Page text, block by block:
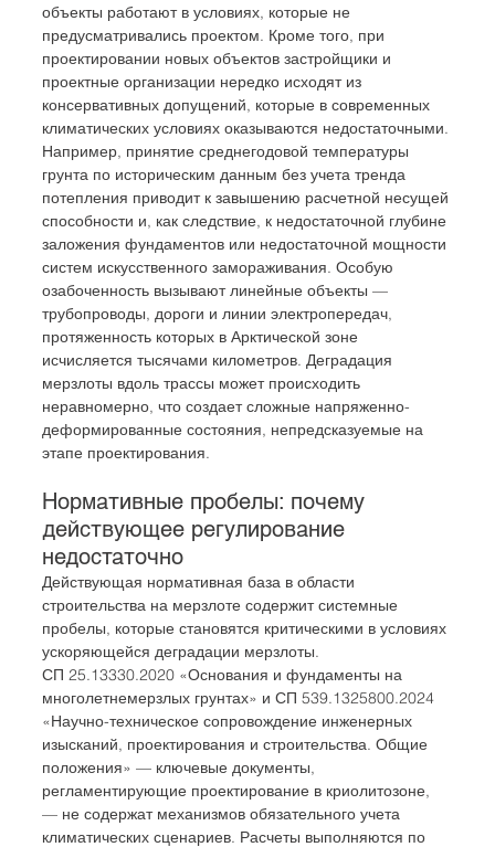
объекты работают в условиях, которые не
предусматривались проектом. Кроме того, при
проектировании новых объектов застройщики и
проектные организации нередко исходят из
консервативных допущений, которые в современных
климатических условиях оказываются недостаточными.
Например, принятие среднегодовой температуры
грунта по историческим данным без учета тренда
потепления приводит к завышению расчетной несущей
способности и, как следствие, к недостаточной глубине
заложения фундаментов или недостаточной мощности
систем искусственного замораживания. Особую
озабоченность вызывают линейные объекты —
трубопроводы, дороги и линии электропередач,
протяженность которых в Арктической зоне
исчисляется тысячами километров. Деградация
мерзлоты вдоль трассы может происходить
неравномерно, что создает сложные напряженно-
деформированные состояния, непредсказуемые на
этапе проектирования.
Нормативные пробелы: почему
действующее регулирование
недостаточно
Действующая нормативная база в области
строительства на мерзлоте содержит системные
пробелы, которые становятся критическими в условиях
ускоряющейся деградации мерзлоты.
СП 25.13330.2020 «Основания и фундаменты на
многолетнемерзлых грунтах» и СП 539.1325800.2024
«Научно-техническое сопровождение инженерных
изысканий, проектирования и строительства. Общие
положения» — ключевые документы,
регламентирующие проектирование в криолитозоне,
— не содержат механизмов обязательного учета
климатических сценариев. Расчеты выполняются по